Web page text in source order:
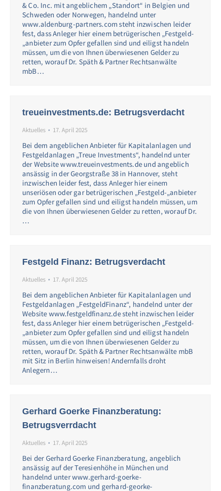
& Co. Inc. mit angeblichem „Standort“ in Belgien und
Schweden oder Norwegen, handelnd unter
www.aldenburg-partners.com steht inzwischen leider
fest, dass Anleger hier einem betrügerischen „Festgeld-
„anbieter zum Opfer gefallen sind und eiligst handeln
müssen, um die von Ihnen überwiesenen Gelder zu
retten, worauf Dr. Späth & Partner Rechtsanwälte
mbB…
treueinvestments.de: Betrugsverdacht
Aktuelles 17. April 2025
Bei dem angeblichen Anbieter für Kapitalanlagen und
Festgeldanlagen „Treue Investments“, handelnd unter
der Website www.treueinvestments.de und angeblich
ansässig in der Georgstraße 38 in Hannover, steht
inzwischen leider fest, dass Anleger hier einem
unseriösen oder gar betrügerischen „Festgeld-„anbieter
zum Opfer gefallen sind und eiligst handeln müssen, um
die von Ihnen überwiesenen Gelder zu retten, worauf Dr.
…
Festgeld Finanz: Betrugsverdacht
Aktuelles 17. April 2025
Bei dem angeblichen Anbieter für Kapitalanlagen und
Festgeldanlagen „FestgeldFinanz“, handelnd unter der
Website www.festgeldfinanz.de steht inzwischen leider
fest, dass Anleger hier einem betrügerischen „Festgeld-
„anbieter zum Opfer gefallen sind und eiligst handeln
müssen, um die von Ihnen überwiesenen Gelder zu
retten, worauf Dr. Späth & Partner Rechtsanwälte mbB
mit Sitz in Berlin hinweisen! Andernfalls droht
Anlegern…
Gerhard Goerke Finanzberatung:
Betrugsverrdacht
Aktuelles 17. April 2025
Bei der Gerhard Goerke Finanzberatung, angeblich
ansässig auf der Teresienhöhe in München und
handelnd unter www.gerhard-goerke-
finanzberatung.com und gerhard-georke-